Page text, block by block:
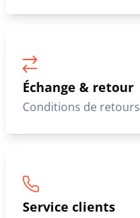
Échange & retour
Conditions de retours
Service clients